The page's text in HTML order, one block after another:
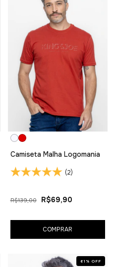
Camiseta Malha Logomania
(2)
R$139,00 R$69,90
COMPRAR
61 % OFF